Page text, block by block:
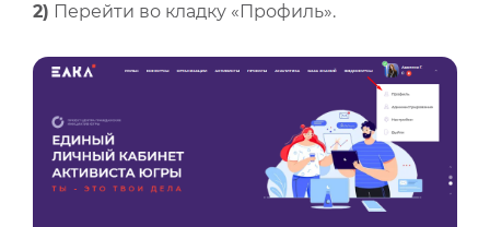
2) Перейти во кладку «Профиль».